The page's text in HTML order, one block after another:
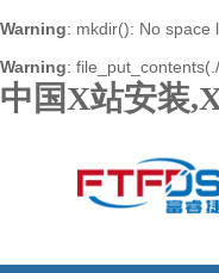
Warning: mkdir(): No space
Warning:
中国X站安装